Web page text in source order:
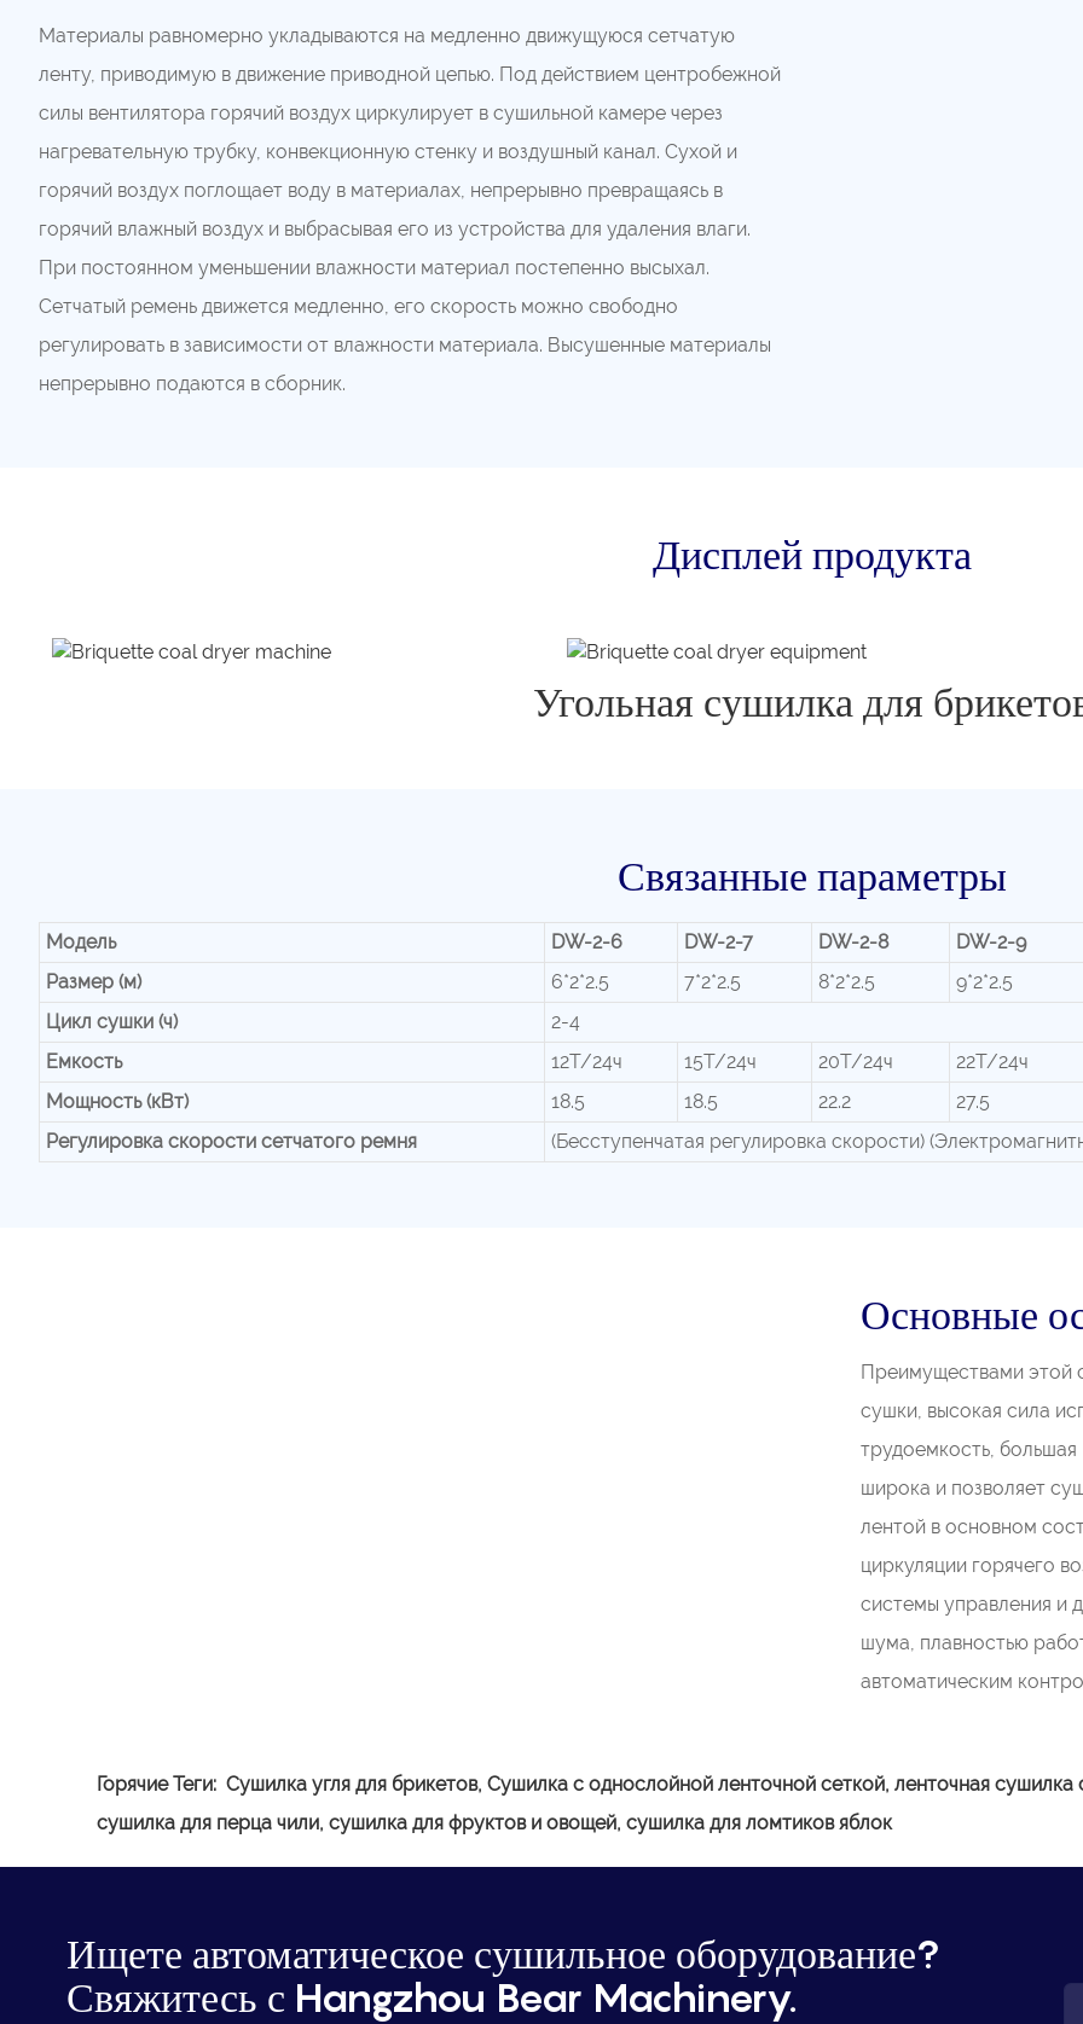
Материалы равномерно укладываются на медленно движущуюся сетчатую
ленту, приводимую в движение приводной цепью. Под действием центробежной
силы вентилятора горячий воздух циркулирует в сушильной камере через
нагревательную трубку, конвекционную стенку и воздушный канал. Сухой и
горячий воздух поглощает воду в материалах, непрерывно превращаясь в
горячий влажный воздух и выбрасывая его из устройства для удаления влаги.
При постоянном уменьшении влажности материал постепенно высыхал.
Сетчатый ремень движется медленно, его скорость можно свободно
регулировать в зависимости от влажности материала. Высушенные материалы
непрерывно подаются в сборник.
Дисплей продукта
Угольная сушилка для
Связанные параметры
Модель DW-2-6 DW-2-7 DW-2-8
DW-2-9
Размер (м)
6*2*2.5 7*2*2.5 8*2*2.5
9*2*2.5
Цикл сушки (ч)
2-4
Емкость
12Т/24ч 15Т/24ч 20Т/24ч
22Т/24ч
Мощность (кВт)
18.5 18.5 22.2
27.5
Регулировка скорости сетчатого ремня
(Бесступенчатая регулировка скорости)
Основные
Преимуществами этой
сушки, высокая сила
трудоемкость, большая
широка и позволяет
лентой в основном
циркуляции горячего
системы управления и
шума, плавностью
автоматическим
Горячие Теги: Сушилка угля для брикетов, Сушилка с однослойной ленточной сеткой, ленточная
сушилка для перца чили, сушилка для фруктов и овощей, сушилка для ломтиков яблок
Ищете автоматическое сушильное оборудование?
Свяжитесь с Hangzhou Bear Machinery.